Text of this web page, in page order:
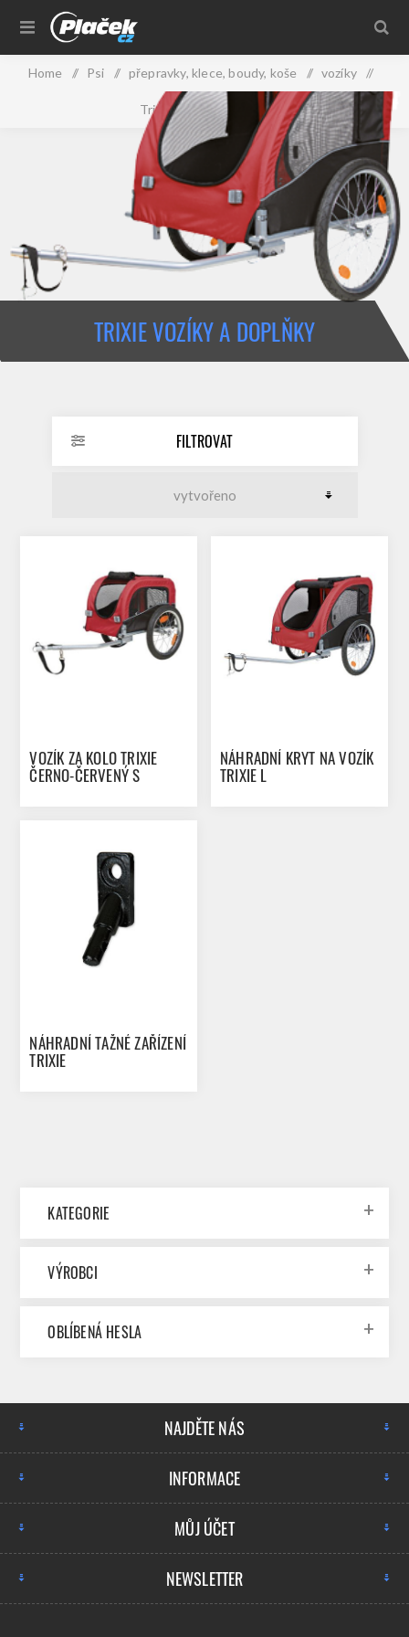
Home / Psi / přepravky, klece, boudy, koše / vozíky /
Trixie vozíky a doplňky
TRIXIE VOZÍKY A DOPLŇKY
FILTROVAT
VOZÍK ZA KOLO TRIXIE
ČERNO-ČERVENÝ S
NÁHRADNÍ KRYT NA VOZÍK
TRIXIE L
NÁHRADNÍ TAŽNÉ ZAŘÍZENÍ
TRIXIE
KATEGORIE
VÝROBCI
OBLÍBENÁ HESLA
NAJDĚTE NÁS
INFORMACE
MŮJ ÚČET
NEWSLETTER